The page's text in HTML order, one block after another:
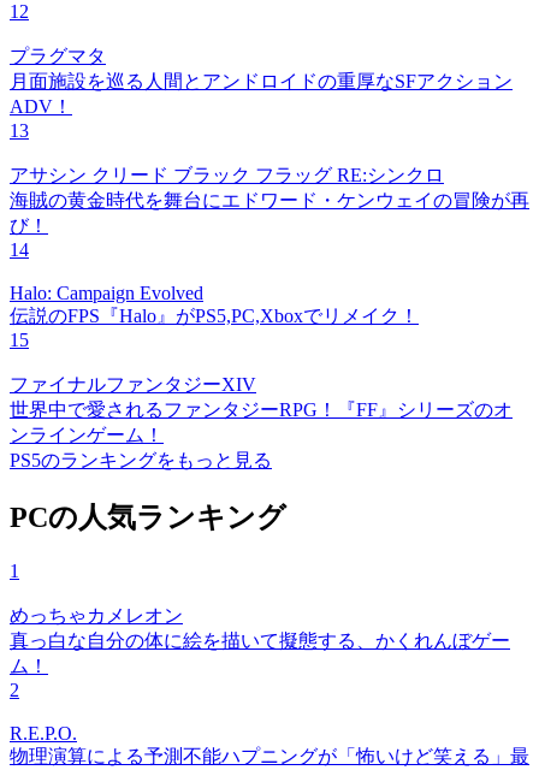
12
プラグマタ
月面施設を巡る人間とアンドロイドの重厚なSFアクション
ADV！
13
アサシン クリード ブラック フラッグ RE:シンクロ
海賊の黄金時代を舞台にエドワード・ケンウェイの冒険が再
び！
14
Halo: Campaign Evolved
伝説のFPS『Halo』がPS5,PC,Xboxでリメイク！
15
ファイナルファンタジーXIV
世界中で愛されるファンタジーRPG！『FF』シリーズのオ
ンラインゲーム！
PS5のランキングをもっと見る
PCの人気ランキング
1
めっちゃカメレオン
真っ白な自分の体に絵を描いて擬態する、かくれんぼゲー
ム！
2
R.E.P.O.
物理演算による予測不能ハプニングが「怖いけど笑える」最